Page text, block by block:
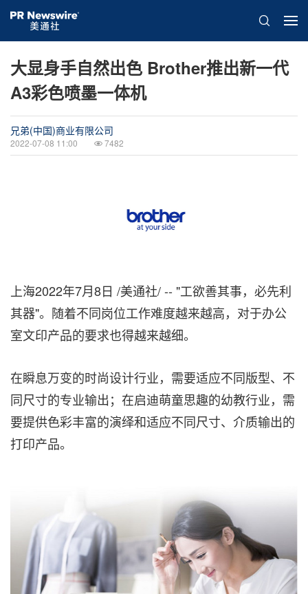
大显身手自然出色 Brother推出新一代
A3彩色喷墨一体机
兄弟(中国)商业有限公司
2022-07-08 11:00 7482
上海2022年7月8日 /美通社/ -- "工欲善其事，必先利
其器"。随着不同岗位工作难度越来越高，对于办公
室文印产品的要求也得越来越细。
在瞬息万变的时尚设计行业，需要适应不同版型、不
同尺寸的专业输出；在启迪萌童思趣的幼教行业，需
要提供色彩丰富的演绎和适应不同尺寸、介质输出的
打印产品。